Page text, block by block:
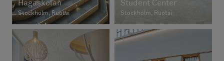
Hagaskolan
Stockholm, Ruotsi
Student Center
Stockholm, Ruotsi